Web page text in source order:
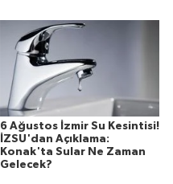
6 Ağustos İzmir Su Kesintisi!
İZSU'dan Açıklama:
Konak'ta Sular Ne Zaman
Gelecek?